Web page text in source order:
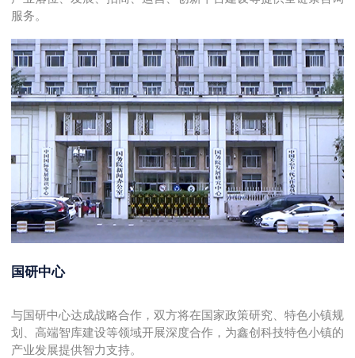
服务。
国研中心
与国研中心达成战略合作，双方将在国家政策研究、特色小镇规
划、高端智库建设等领域开展深度合作，为鑫创科技特色小镇的
产业发展提供智力支持。